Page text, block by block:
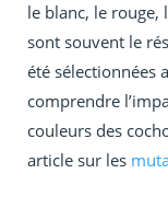
le blanc, le rouge,
sont souvent le
été sélectionnées
comprendre
couleurs des
article sur les